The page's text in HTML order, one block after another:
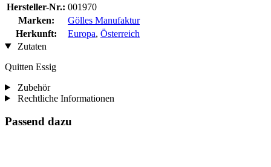
Hersteller-Nr.: 001970
Marken:
Gölles Manufaktur
Herkunft:
Europa, Österreich
Zutaten
Quitten Essig
Zubehör
Rechtliche Informationen
Passend dazu